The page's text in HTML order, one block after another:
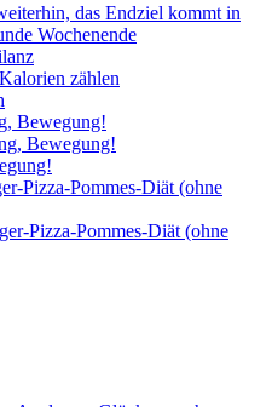
das Endziel kommt in
Wochenende
zählen
Bewegung!
Bewegung!
Pizza-Pommes-Diät (ohne
Pizza-Pommes-Diät (ohne